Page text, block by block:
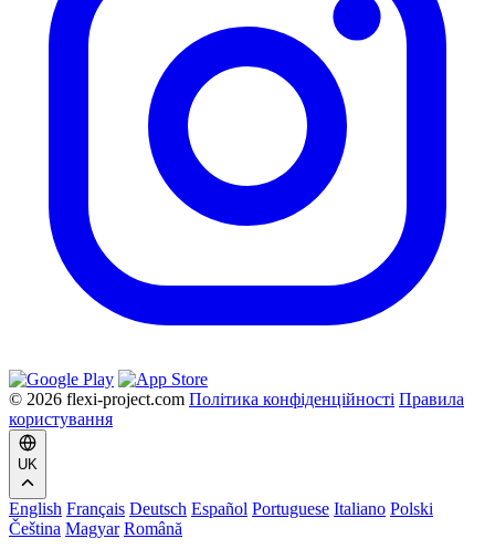
© 2026 flexi-project.com Політика конфіденційності Правила
користування
UK
English Français Deutsch Español Portuguese Italiano Polski
Čeština Magyar Română